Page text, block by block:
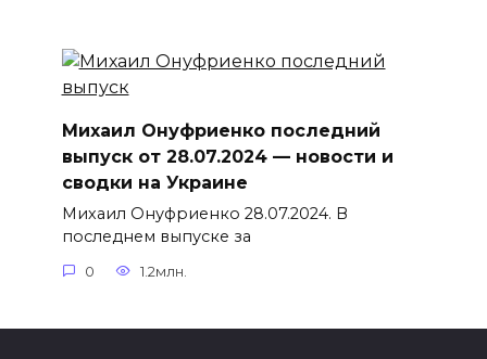
Михаил Онуфриенко последний
выпуск от 28.07.2024 — новости и
сводки на Украине
Михаил Онуфриенко 28.07.2024. В
последнем выпуске за
0 1.2млн.